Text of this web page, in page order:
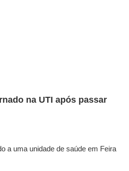
na UTI após passar
a uma unidade de saúde em Feira